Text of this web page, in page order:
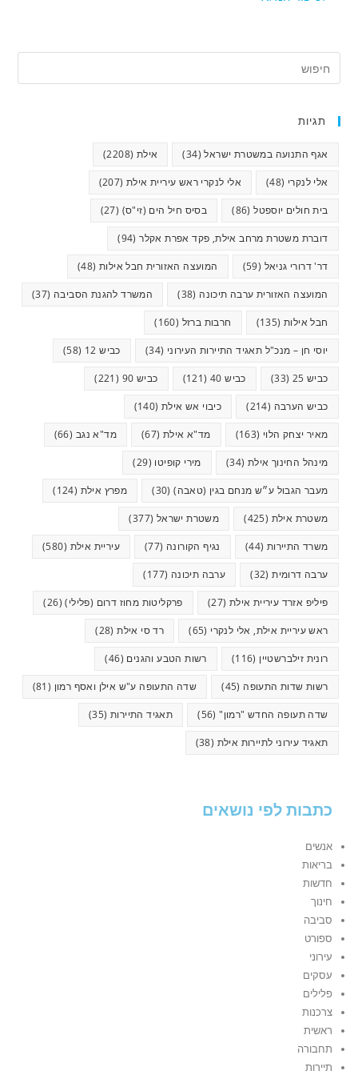
תגיות
אגף התנועה במשטרת ישראל(34) אילת (2208)
אלי לנקרי (48) אלי לנקרי ראש עיריית אילת (207)
בית חולים יוספטל(86) בסיס חיל הים (זי"ס) (27)
דוברת משטרת מרחב אילת, פקד אפרת אקלר(94)
דר' דרורי גניאל (59) המועצה האזורית חבל אילות (48)
המועצה האזורית ערבה תיכונה (38) המשרד להגנת הסביבה (37)
חבל אילות (135) חרבות ברזל (160)
יוסי חן – מנכ"ל תאגיד התיירות העירוני (34) כביש 12 (58)
כביש 25 (33) כביש 40 (121) כביש 90 (221)
כביש הערבה (214) כיבוי אש אילת (140)
מאיר יצחק הלוי (163) מד"א אילת (67) מד"א נגב (66)
מינהל החינוך אילת (34) מירי קופיטו (29)
מעבר הגבול ע״ש מנחם בגין (טאבה)(30) מפרץ אילת (124)
משטרת אילת (425) משטרת ישראל (377)
משרד התיירות (44) נגיף הקורונה (77) עיריית אילת (580)
ערבה דרומית(32) ערבה תיכונה (177)
פיליפ אזרד עיריית אילת (27) פרקליטות מחוז דרום (פלילי)(26)
ראש עיריית אילת, אלי לנקרי (65) רד סי אילת(28)
רונית זילברשטיין (116) רשות הטבע והגנים (46)
רשות שדות התעופה (45) שדה התעופה ע"ש אילן ואסף רמון (81)
שדה תעופה החדש "רמון"(56) תאגיד התיירות (35)
תאגיד עירוני לתיירות אילת (38)
כתבות לפי נושאים
אנשים
בריאות
חדשות
חינוך
סביבה
ספורט
עירוני
עסקים
פלילים
צרכנות
ראשית
תחבורה
תיירות